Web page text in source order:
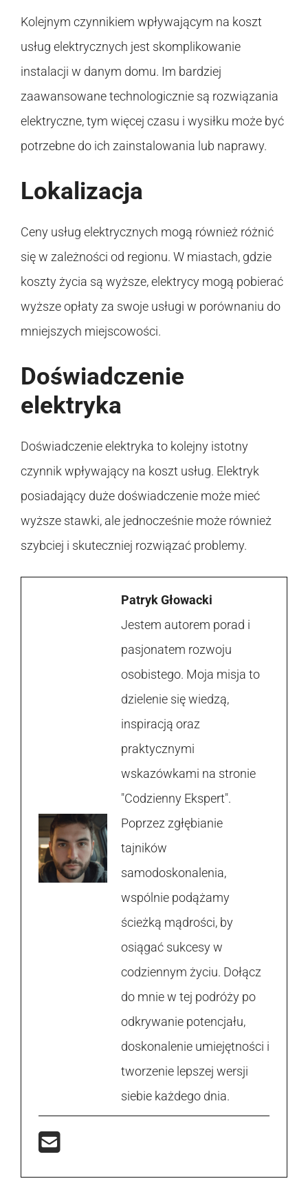
Kolejnym czynnikiem wpływającym na koszt
usług elektrycznych jest skomplikowanie
instalacji w danym domu. Im bardziej
zaawansowane technologicznie są rozwiązania
elektryczne, tym więcej czasu i wysiłku może być
potrzebne do ich zainstalowania lub naprawy.
Lokalizacja
Ceny usług elektrycznych mogą również różnić
się w zależności od regionu. W miastach, gdzie
koszty życia są wyższe, elektrycy mogą pobierać
wyższe opłaty za swoje usługi w porównaniu do
mniejszych miejscowości.
Doświadczenie
elektryka
Doświadczenie elektryka to kolejny istotny
czynnik wpływający na koszt usług. Elektryk
posiadający duże doświadczenie może mieć
wyższe stawki, ale jednocześnie może również
szybciej i skuteczniej rozwiązać problemy.
Patryk Głowacki
Jestem autorem porad i
pasjonatem rozwoju
osobistego. Moja misja to
dzielenie się wiedzą,
inspiracją oraz
praktycznymi
wskazówkami na stronie
"Codzienny Ekspert".
Poprzez zgłębianie
tajników
samodoskonalenia,
wspólnie podążamy
ścieżką mądrości, by
osiągać sukcesy w
codziennym życiu. Dołącz
do mnie w tej podróży po
odkrywanie potencjału,
doskonalenie umiejętności i
tworzenie lepszej wersji
siebie każdego dnia.